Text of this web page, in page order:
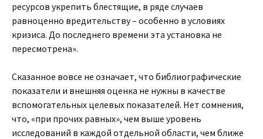
ресурсов укрепить блестящие, в ряде случаев
равноценно вредительству – особенно в условиях
кризиса. До последнего времени эта установка не
пересмотрена».
Сказанное вовсе не означает, что библиографические
показатели и внешняя оценка не нужны в качестве
вспомогательных целевых показателей. Нет сомнения,
что, «при прочих равных», чем выше уровень
исследований в каждой отдельной области, чем ближе